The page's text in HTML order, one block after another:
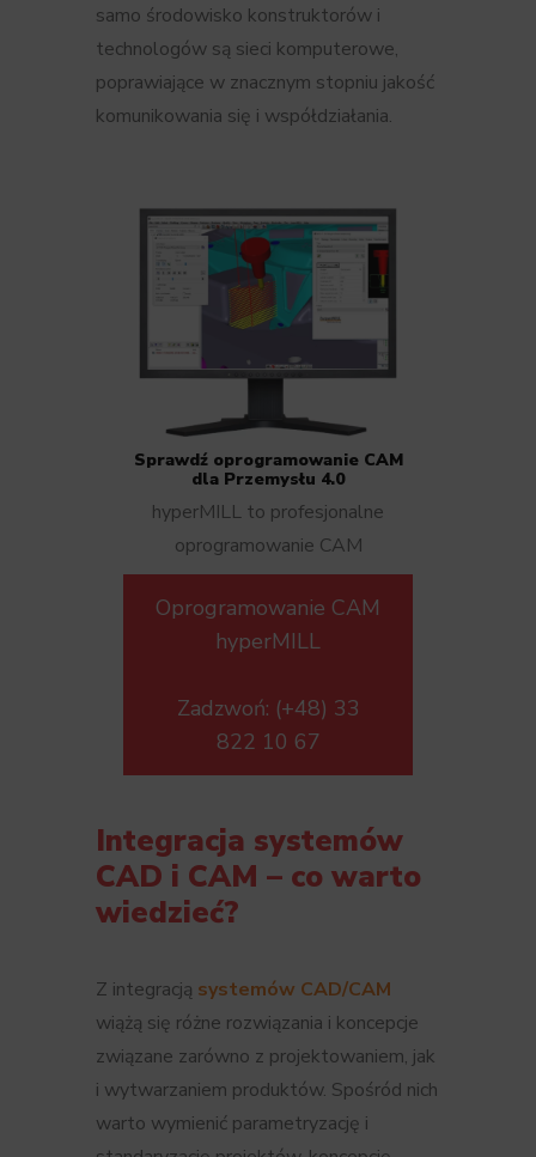
samo środowisko konstruktorów i
technologów są sieci komputerowe,
poprawiające w znacznym stopniu jakość
komunikowania się i współdziałania.
Sprawdź oprogramowanie CAM
dla Przemysłu 4.0
hyperMILL to profesjonalne
oprogramowanie CAM
Oprogramowanie CAM
hyperMILL
Zadzwoń: (+48) 33
822 10 67
Integracja systemów
CAD i CAM – co warto
wiedzieć?
Z integracją systemów CAD/CAM
wiążą się różne rozwiązania i koncepcje
związane zarówno z projektowaniem, jak
i wytwarzaniem produktów. Spośród nich
warto wymienić parametryzację i